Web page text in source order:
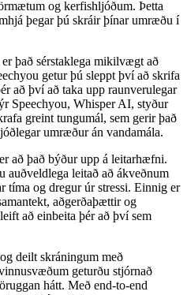
og kerfishljóðum. Þetta
þegar þú skráir þínar umræðu í
það sérstaklega mikilvægt að
getur þú sleppt því að skrifa
að því að taka upp raunverulegar
Speechyou, Whisper AI, styður
greint tungumál, sem gerir það
umræður án vandamála.
að það býður upp á leitarhæfni.
auðveldlega leitað að ákveðnum
tíma og dregur úr stressi. Einnig er
aðgerðaþættir og
að einbeita þér að því sem
deilt skráningum með
geturðu stjórnað
hátt. Með end-to-end